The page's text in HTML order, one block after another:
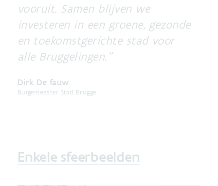
vooruit. Samen blijven we
investeren in een groene, gezonde
en toekomstgerichte stad voor
alle Bruggelingen.
Dirk De fauw
Burgemeester Stad Brugge
Enkele sfeerbeelden